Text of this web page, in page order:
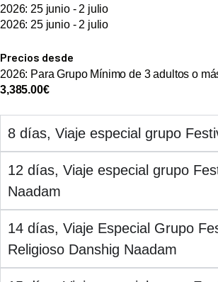
2026: 25 junio - 2 julio
2026: 25 junio - 2 julio
Precios desde
2026: Para Grupo Mínimo de 3 adultos o
3,385.00€
8 días, Viaje especial grupo
12 días, Viaje especial grupo
Naadam
14 días, Viaje Especial Grupo
Religioso Danshig Naadam